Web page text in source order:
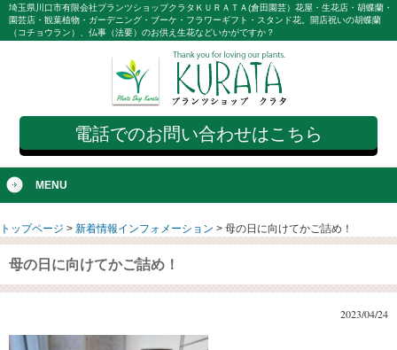
埼玉県川口市有限会社プランツショップクラタＫＵＲＡＴＡ(倉田園芸）花屋・生花店・胡蝶蘭・
園芸店・観葉植物・ガーデニング・ブーケ・フラワーギフト・スタンド花。開店祝いの胡蝶蘭
（コチョウラン）、仏事（法要）のお供え生花などいかがですか？
電話でのお問い合わせはこちら
MENU
トップページ > 新着情報インフォメーション > 母の日に向けてかご詰め！
母の日に向けてかご詰め！
2023/04/24